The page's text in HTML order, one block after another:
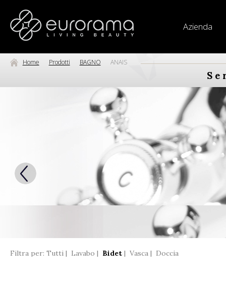
Azienda
Home Prodotti BAGNO ANAIS
Filtra per: Tutti| Lavabo | Bidet| Vasca| Doccia